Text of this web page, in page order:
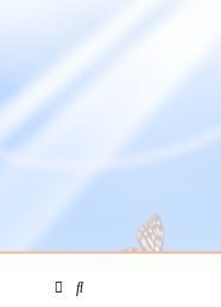
Color